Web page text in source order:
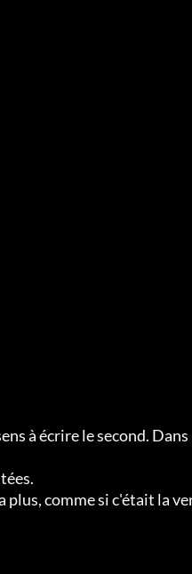
à écrire le second. Dans
plus, comme si c'était la